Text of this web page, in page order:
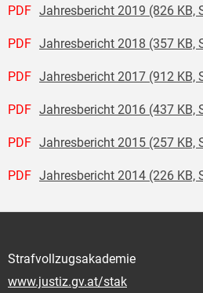
PDF Jahresbericht 2019 (826 KB,
PDF Jahresbericht 2018 (357 KB,
PDF Jahresbericht 2017 (912 KB,
PDF Jahresbericht 2016 (437 KB,
PDF Jahresbericht 2015 (257 KB,
PDF Jahresbericht 2014 (226 KB,
Strafvollzugsakademie
www.justiz.gv.at/stak